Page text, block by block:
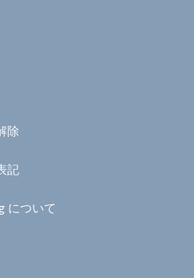
除
記
について